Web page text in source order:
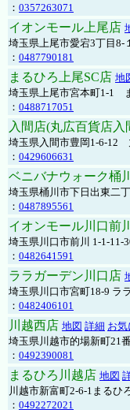
： 0357263071
イオンモール上尾店
埼玉県上尾市愛宕3丁目8-
： 0487790181
まるひろ上尾SC店 地
埼玉県上尾市宮本町1-1
： 0488717051
入間店(丸広百貨店入
埼玉県入間市豊岡1-6-12
： 0429606631
ベニバナウォーク桶
埼玉県桶川市下日出東二
： 0487895561
イオンモール川口前
埼玉県川口市前川 1-1-11-
： 0482641591
ララガーデン川口店
埼玉県川口市宮町18-9 ラ
： 0482406101
川越西店 地図 詳細 お
埼玉県川越市的場新町21
： 0492390081
まるひろ川越店 地図
川越市新富町2-6-1まるひ
： 0492272021